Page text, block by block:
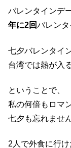
バレンタインデ
年に2回バレンタ
七夕バレンタイ
台湾では熱が入
ということで、
私の何倍もロマ
七夕も忘れません
2人で外食に行